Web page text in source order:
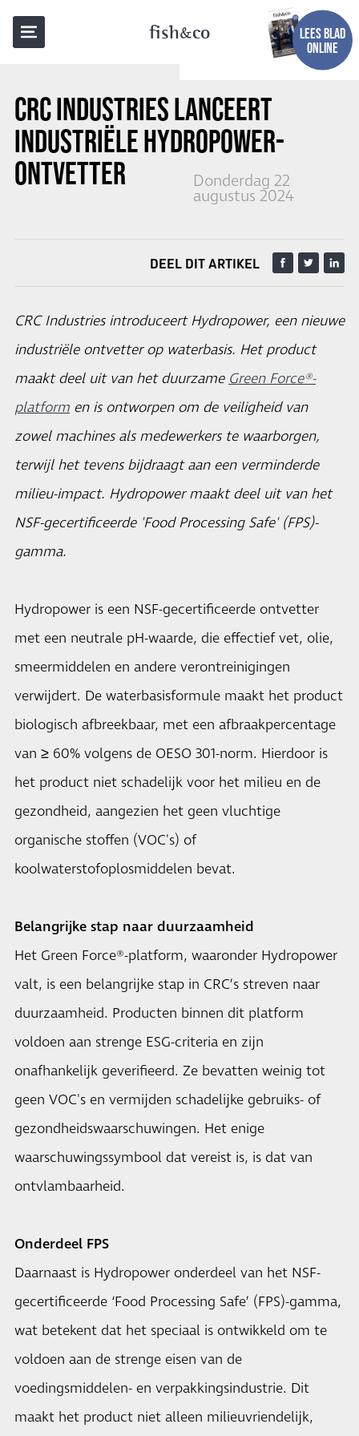
fishco
LEES BLAD
ONLINE
CRC INDUSTRIES LANCEERT
INDUSTRIËLE HYDROPOWER-
ONTVETTER
Donderdag 22
augustus 2024
TERUG NAAR OVERZICHT
DEEL DIT ARTIKEL
CRC Industries introduceert Hydropower, een nieuwe
industriële ontvetter op waterbasis. Het product
maakt deel uit van het duurzameGreen Force®-
platform en is ontworpen om de veiligheid van
zowel machines als medewerkers te waarborgen,
terwijl het tevens bijdraagt aan een verminderde
milieu-impact. Hydropower maakt deel uit van het
NSF-gecertificeerde 'Food Processing Safe' (FPS)-
gamma.
Hydropower is een NSF-gecertificeerde ontvetter
met een neutrale pH-waarde, die effectief vet, olie,
smeermiddelen en andere verontreinigingen
verwijdert. De waterbasisformule maakt het product
biologisch afbreekbaar, met een afbraakpercentage
van ≥ 60% volgens de OESO 301-norm. Hierdoor is
het product niet schadelijk voor het milieu en de
gezondheid, aangezien het geen vluchtige
organische stoffen (VOC's) of
koolwaterstofoplosmiddelen bevat.
Belangrijke stap naar duurzaamheid
Het Green Force®-platform, waaronder Hydropower
valt, is een belangrijke stap in CRC’s streven naar
duurzaamheid. Producten binnen dit platform
voldoen aan strenge ESG-criteria en zijn
onafhankelijk geverifieerd. Ze bevatten weinig tot
geen VOC's en vermijden schadelijke gebruiks- of
gezondheidswaarschuwingen. Het enige
waarschuwingssymbool dat vereist is, is dat van
ontvlambaarheid.
Onderdeel FPS
Daarnaast is Hydropower onderdeel van het NSF-
gecertificeerde ‘Food Processing Safe’ (FPS)-gamma,
wat betekent dat het speciaal is ontwikkeld om te
voldoen aan de strenge eisen van de
voedingsmiddelen- en verpakkingsindustrie. Dit
maakt het product niet alleen milieuvriendelijk,